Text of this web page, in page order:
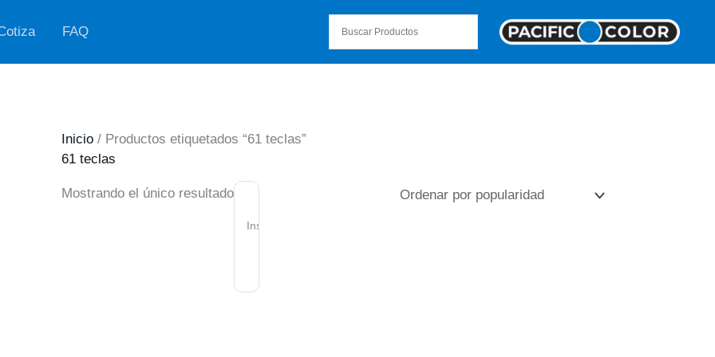
FAQ
Inicio/ Productos etiquetados “61 teclas”
61 teclas
Mostrando el único resultado
Instrumentos